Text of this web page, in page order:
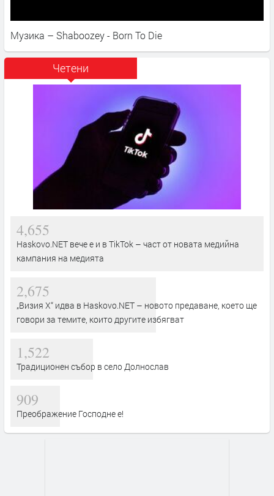
Музика – Shaboozey - Born To Die
Четени
4,655
Haskovo.NET вече е и в TikTok – част от новата медийна
кампания на медията
2,675
„Визия Х“ идва в Haskovo.NET – новото предаване, което ще
говори за темите, които другите избягват
1,522
Традиционен събор в село Долнослав
909
Преображение Господне е!